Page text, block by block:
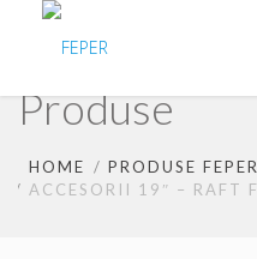
Produse
HOME PRODUSE FEPER
ACCESORII 19″ – RAFT